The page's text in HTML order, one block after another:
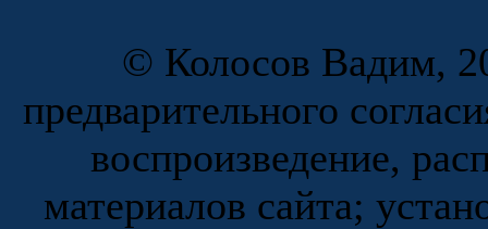
© Колосов Вадим,
предварительного
воспроизведение,
материалов сайта;